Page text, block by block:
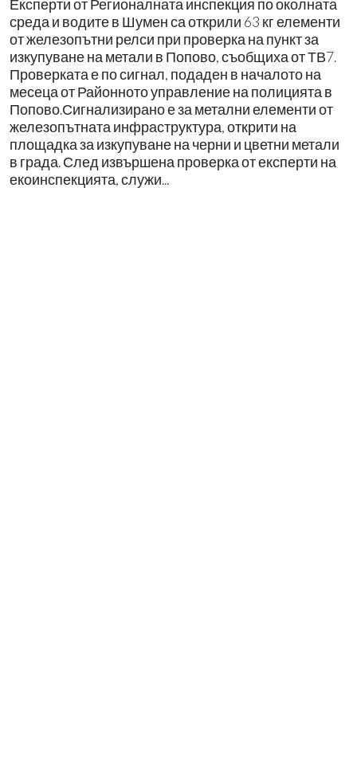
Експерти от Регионалната инспекция по околната
среда и водите в Шумен са открили 63 кг елементи
от железопътни релси при проверка на пункт за
изкупуване на метали в Попово, съобщиха от ТВ7.
Проверката е по сигнал, подаден в началото на
месеца от Районното управление на полицията в
Попово.Сигнализирано е за метални елементи от
железопътната инфраструктура, открити на
площадка за изкупуване на черни и цветни метали
в града. След извършена проверка от експерти на
екоинспекцията, служи...